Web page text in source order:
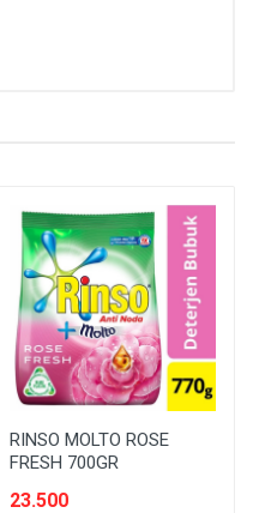
RINSO MOLTO ROSE
FRESH 700GR
23.500